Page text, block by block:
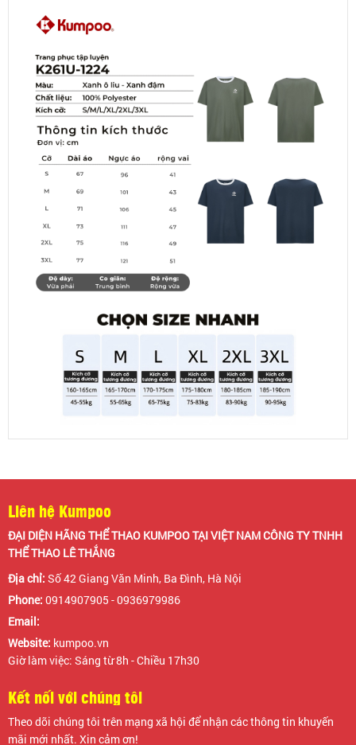
Liên hệ Kumpoo
ĐẠI DIỆN HÃNG THỂ THAO KUMPOO TẠI VIỆT NAM CÔNG TY TNHH
THỂ THAO LÊ THẮNG
Địa chỉ: Số 42 Giang Văn Minh, Ba Đình, Hà Nội
Phone: 0914907905 - 0936979986
Email:
Website: kumpoo.vn
Giờ làm việc: Sáng từ 8h - Chiều 17h30
Kết nối với chúng tôi
Theo dõi chúng tôi trên mạng xã hội để nhận các thông tin khuyến
mãi mới nhất. Xin cảm ơn!